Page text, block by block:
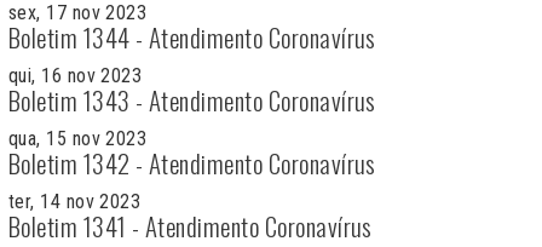
sex, 17 nov 2023
Boletim 1344 - Atendimento Coronavírus
qui, 16 nov 2023
Boletim 1343 - Atendimento Coronavírus
qua, 15 nov 2023
Boletim 1342 - Atendimento Coronavírus
ter, 14 nov 2023
Boletim 1341 - Atendimento Coronavírus